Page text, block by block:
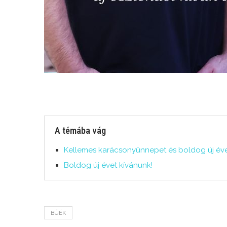
A témába vág
Kellemes karácsonyünnepet és boldog új
Boldog új évet kívánunk!
BÚÉK